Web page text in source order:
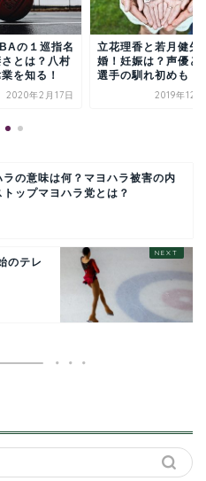
の１巡指名
とは？八村
を知る！
2020年2月17日
立花理香と若月健矢
婚！妊娠は？声優と
選手の馴れ初めも！
2019年12
ラの意味は何？マヨハラ被害の内
トップマヨハラ党とは？
のテレ